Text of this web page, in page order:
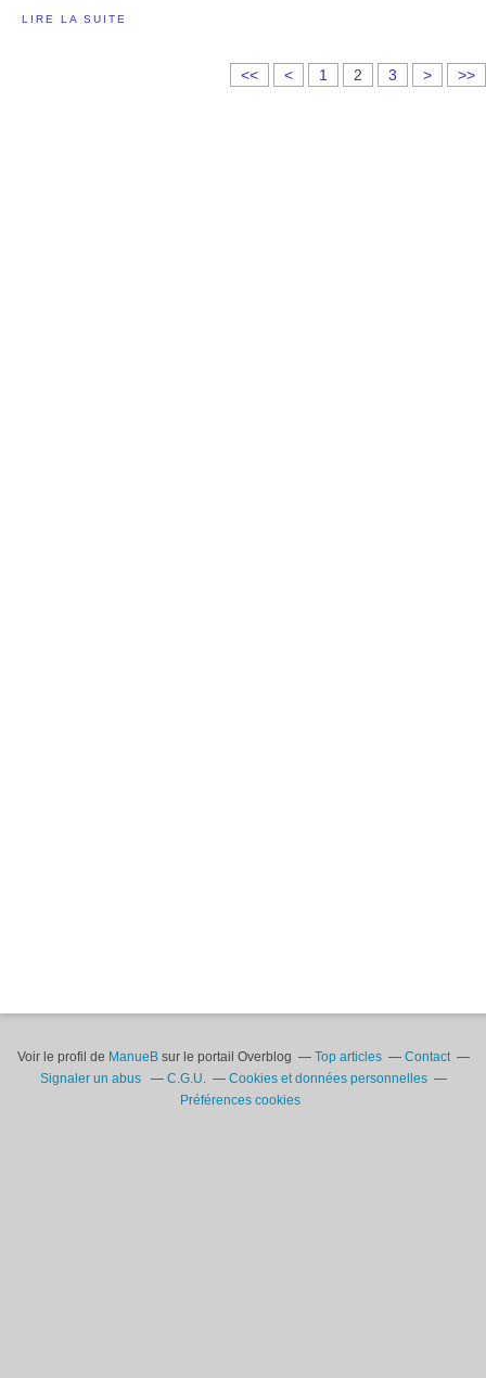
LIRE LA SUITE
<< < 1 2 3 > >>
Voir le profil de ManueBsur le portail Overblog Top articles
Contact
Signaler un abus
C.G.U.
Cookies et données personnelles
Préférences cookies